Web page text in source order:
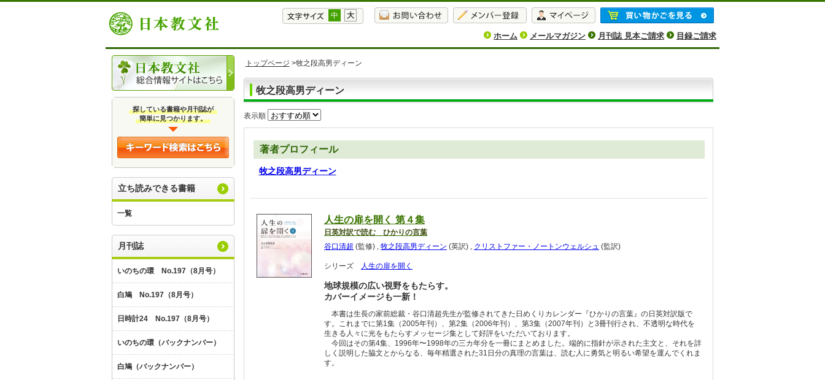
中 大
ホーム メールマガジン 月刊誌 見本ご請求 目録ご請求
探している書籍や月刊誌が
簡単に見つかります。
立ち読みできる書籍
一覧
月刊誌
いのちの環 No.197（8月号）
白鳩 No.197（8月号）
日時計24 No.197（8月号）
いのちの環（バックナンバー）
白鳩（バックナンバー）
トップページ >牧之段高男ディーン
牧之段高男ディーン
表示順
著者プロフィール
牧之段高男ディーン
人生の扉を開く 第４集
日英対訳で読む ひかりの言葉
谷口清超 (監修) , 牧之段高男ディーン (英訳) , クリストファー・ノートンウェルシュ (監訳)
シリーズ 人生の扉を開く
地球規模の広い視野をもたらす。
カバーイメージも一新！
本書は生長の家前総裁・谷口清超先生が監修されてきた日めくりカレンダー『ひかりの言葉』の日英対訳版で
す。これまでに第1集（2005年刊）、第2集（2006年刊）、第3集（2007年刊）と3冊刊行され、不透明な時代を
生きる人々に光をもたらすメッセージ集として好評をいただいております。
今回はその第4集、1996年〜1998年の三カ年分を一冊にまとめました。端的に指針が示された主文と、それを詳
しく説明した脇文とからなる、毎年精選された31日分の真理の言葉は、読む人に勇気と明るい希望を運んでくれま
す。